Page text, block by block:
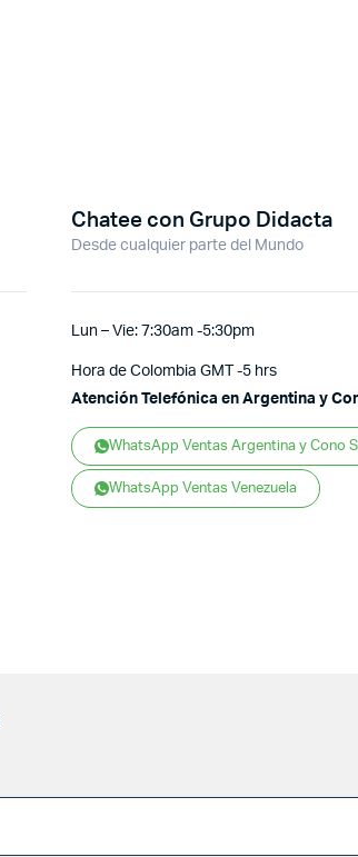
Chatee con Grupo Didacta
Desde cualquier parte del Mundo
Lun – Vie: 7:30am -5:30pm
Hora de Colombia GMT -5 hrs
Atención Telefónica en Argentina y
WhatsApp Ventas Argentina y Cono
WhatsApp Ventas Venezuela